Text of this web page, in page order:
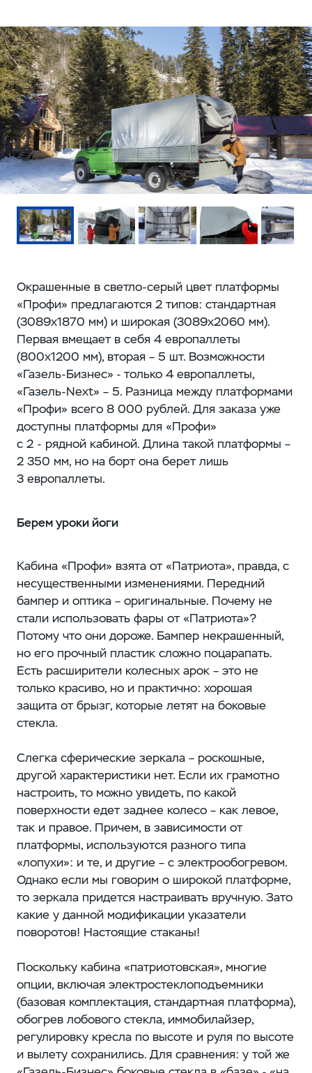
Окрашенные в светло-серый цвет платформы
«Профи» предлагаются 2 типов: стандартная
(3089x1870 мм) и широкая (3089x2060 мм).
Первая вмещает в себя 4 европаллеты
(800x1200 мм), вторая – 5 шт. Возможности
«Газель-Бизнес» - только 4 европаллеты,
«Газель-Next» – 5. Разница между платформами
«Профи» всего 8 000 рублей. Для заказа уже
доступны платформы для «Профи»
с 2 - рядной кабиной. Длина такой платформы –
2 350 мм, но на борт она берет лишь
3 европаллеты.
Берем уроки йоги
Кабина «Профи» взята от «Патриота», правда, с
несущественными изменениями. Передний
бампер и оптика – оригинальные. Почему не
стали использовать фары от «Патриота»?
Потому что они дороже. Бампер некрашенный,
но его прочный пластик сложно поцарапать.
Есть расширители колесных арок – это не
только красиво, но и практично: хорошая
защита от брызг, которые летят на боковые
стекла.
Слегка сферические зеркала – роскошные,
другой характеристики нет. Если их грамотно
настроить, то можно увидеть, по какой
поверхности едет заднее колесо – как левое,
так и правое. Причем, в зависимости от
платформы, используются разного типа
«лопухи»: и те, и другие – с электрообогревом.
Однако если мы говорим о широкой платформе,
то зеркала придется настраивать вручную. Зато
какие у данной модификации указатели
поворотов! Настоящие стаканы!
Поскольку кабина «патриотовская», многие
опции, включая электростеклоподъемники
(базовая комплектация, стандартная платформа),
обогрев лобового стекла, иммобилайзер,
регулировку кресла по высоте и руля по высоте
и вылету сохранились. Для сравнения: у той же